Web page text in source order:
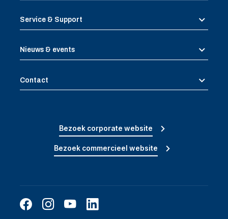
Service & Support
Nieuws & events
Contact
Bezoek corporate website
Bezoek commercieel website